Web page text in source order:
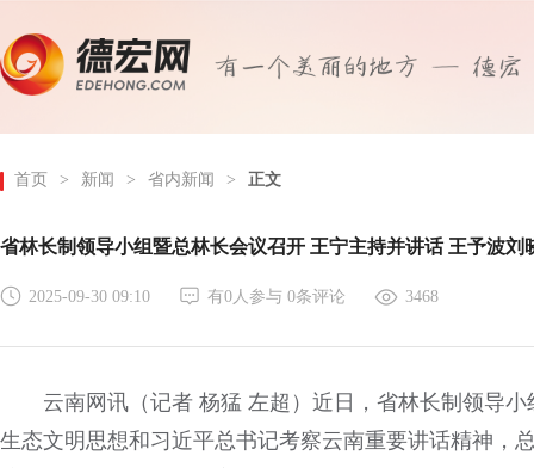
首页 > 新闻 > 省内新闻 > 正文
省林长制领导小组暨总林长会议召开 王宁主持并讲话 王予波刘
2025-09-30 09:10 有0人参与 0条评论 3468
云南网讯（记者 杨猛 左超）近日，省林长制领导
生态文明思想和习近平总书记考察云南重要讲话精神，